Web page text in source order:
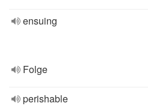
ensuing
Folge
perishable